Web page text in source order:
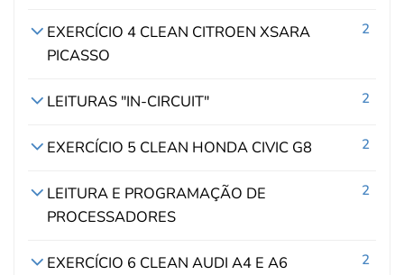
EXERCÍCIO 4 CLEAN CITROEN XSARA
PICASSO
2
LEITURAS "IN-CIRCUIT" 2
EXERCÍCIO 5 CLEAN HONDA CIVIC G8 2
LEITURA E PROGRAMAÇÃO DE
PROCESSADORES
2
EXERCÍCIO 6 CLEAN AUDI A4 E A6 2